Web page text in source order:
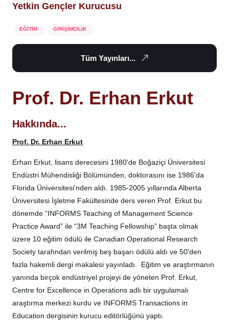
Yetkin Gençler Kurucusu
EĞİTİM GİRİŞİMCİLİK
Tüm Yayınları...
Prof. Dr. Erhan Erkut
Hakkında...
Prof. Dr. Erhan Erkut
Erhan Erkut, lisans derecesini 1980'de Boğaziçi Üniversitesi
Endüstri Mühendisliği Bölümünden, doktorasını ise 1986'da
Florida Üniversitesi'nden aldı. 1985-2005 yıllarında Alberta
Üniversitesi İşletme Fakültesinde ders veren Prof. Erkut bu
dönemde “INFORMS Teaching of Management Science
Practice Award” ile “3M Teaching Fellowship” başta olmak
üzere 10 eğitim ödülü ile Canadian Operational Research
Society tarafından verilmiş beş başarı ödülü aldı ve 50'den
fazla hakemli dergi makalesi yayınladı. Eğitim ve araştırmanın
yanında birçok endüstriyel projeyi de yöneten Prof. Erkut,
Centre for Excellence in Operations adlı bir uygulamalı
araştırma merkezi kurdu ve INFORMS Transactions in
Education dergisinin kurucu editörlüğünü yaptı.